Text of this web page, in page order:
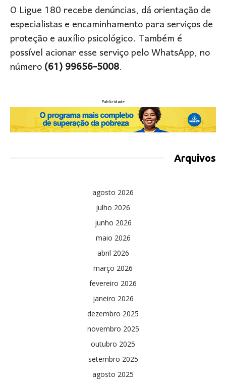
O Ligue 180 recebe denúncias, dá orientação de
especialistas e encaminhamento para serviços de
proteção e auxílio psicológico. Também é
possível acionar esse serviço pelo WhatsApp, no
número(61) 99656-5008.
Publicidade
Arquivos
agosto 2026
julho 2026
junho 2026
maio 2026
abril 2026
março 2026
fevereiro 2026
janeiro 2026
dezembro 2025
novembro 2025
outubro 2025
setembro 2025
agosto 2025